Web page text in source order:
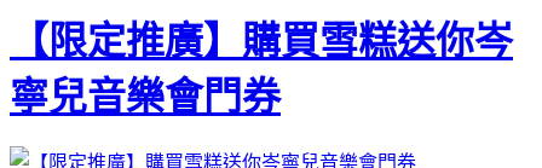
【限定推廣】購買雪糕送你岑
寧兒音樂會門券